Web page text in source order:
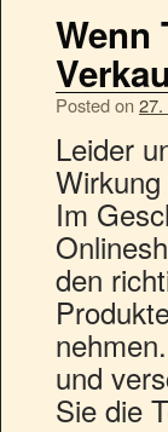
Wenn
Posted on 27.
Leider
Im
den
und
Sie die